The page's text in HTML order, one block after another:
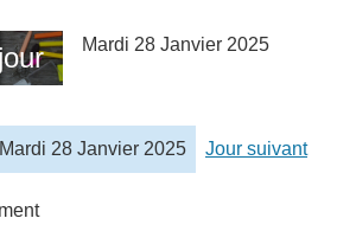
Mardi 28 Janvier 2025
Mardi 28 Janvier 2025 Jour suivant